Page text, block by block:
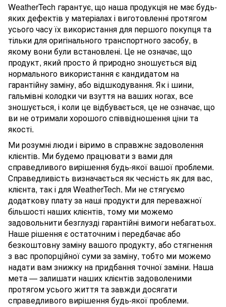
WeatherTech гарантує, що наша продукція не має будь-
яких дефектів у матеріалах і виготовленні протягом
усього часу їх використання для першого покупця та
тільки для оригінального транспортного засобу, в
якому вони були встановлені. Це не означає, що
продукт, який просто й природно зношується від
нормального використання є кандидатом на
гарантійну заміну, або відшкодування. Як і шини,
гальмівні колодки чи взуття на ваших ногах, все
зношується, і коли це відбувається, це не означає, що
ви не отримали хорошого співвідношення ціни та
якості.
Ми розумні люди і віримо в справжнє задоволення
клієнтів. Ми будемо працювати з вами для
справедливого вирішення будь-якої вашої проблеми.
Справедливість визначається як чесність як для вас,
клієнта, так і для WeatherTech. Ми не стягуємо
додаткову плату за наші продукти для переважної
більшості наших клієнтів, тому ми можемо
задовольнити безглузді гарантійні вимоги небагатьох.
Наше рішення є остаточним і передбачає або
безкоштовну заміну вашого продукту, або стягнення
з вас пропорційної суми за заміну, тобто ми можемо
надати вам знижку на придбання точної заміни. Наша
мета — залишати наших клієнтів задоволеними
протягом усього життя та завжди досягати
справедливого вирішення будь-якої проблеми.